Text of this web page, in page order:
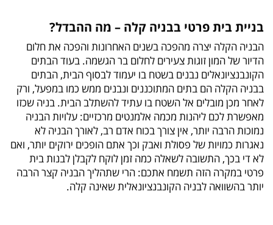
בניית בית פרטי בבניה קלה – מה ההבדל?
הבניה הקלה יצרה מהפכה בשנים האחרונות והפכה את חלום
הדיור של המון זוגות צעירים לחלום בר הגשמה. בעוד הבתים
הקונבנציונאלים נבנים בשטח בו יעמוד לבסוף הבית, הבתים
בבניה הקלה הם בתים המתוכננים ונבנים ממש כמו במפעל, ורק
לאחר מכן מובלים אל השטח בו עתיד להשתלב הבית. בניה שכזו
מאפשרת לכם ליהנות מכמה אלמנטים מרכזיים: עלויות הבניה
נמוכות הרבה יותר, אין צורך בכוח אדם רב, לאורך הבניה לא
נאגרות כמויות של פסולת ואבק וכך אתם הופכים ירוקים יותר, ואם
לא די בכך, התשובה לשאלה כמה זמן לוקח לקבלן לבנות בית
פרטי במקרה הזה תשמח אתכם: הרי שתהליך הבניה קצר הרבה
יותר בהשוואה לבניה הקונבנציונאלית שאינה קלה.